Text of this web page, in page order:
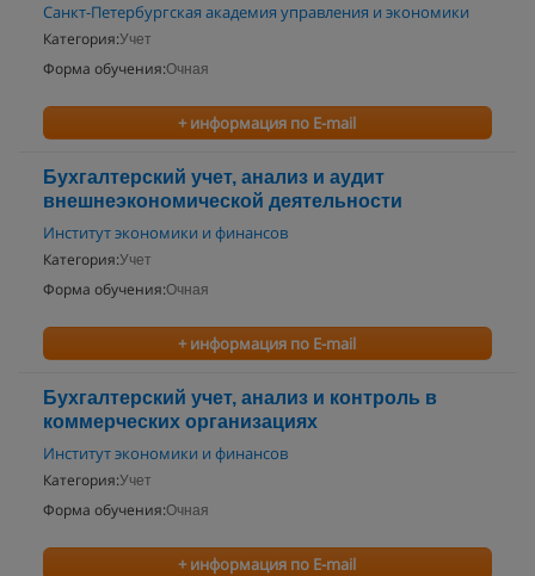
Санкт-Петербургская академия управления и экономики
Категория:Учет
Форма обучения:Очная
+ информация по E-mail
Бухгалтерский учет, анализ и аудит
внешнеэкономической деятельности
Институт экономики и финансов
Категория:Учет
Форма обучения:Очная
+ информация по E-mail
Бухгалтерский учет, анализ и контроль в
коммерческих организациях
Институт экономики и финансов
Категория:Учет
Форма обучения:Очная
+ информация по E-mail